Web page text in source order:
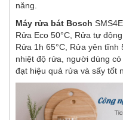
năng.
Máy rửa bát Bosch
Rửa Eco 50°C, Rửa tự
Rửa 1h 65°C, Rửa yên tĩnh
nhiệt độ rửa, người dùng
đạt hiệu quả rửa và sấy tốt